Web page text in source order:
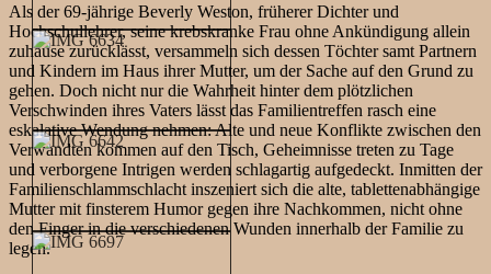
Als der 69-jährige Beverly Weston, früherer Dichter und
Hochschullehrer, seine krebskranke Frau ohne Ankündigung allein
zuhause zurücklässt, versammeln sich dessen Töchter samt Partnern
und Kindern im Haus ihrer Mutter, um der Sache auf den Grund zu
gehen. Doch nicht nur die Wahrheit hinter dem plötzlichen
Verschwinden ihres Vaters lässt das Familientreffen rasch eine
eskalative Wendung nehmen: Alte und neue Konflikte zwischen den
Verwandten kommen auf den Tisch, Geheimnisse treten zu Tage
und verborgene Intrigen werden schlagartig aufgedeckt. Inmitten der
Familienschlammschlacht inszeniert sich die alte, tablettenabhängige
Mutter mit finsterem Humor gegen ihre Nachkommen, nicht ohne
den Finger in die verschiedenen Wunden innerhalb der Familie zu
legen.